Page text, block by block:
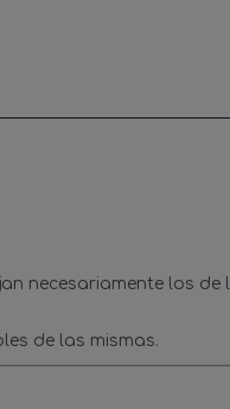
necesariamente los de
de las mismas.